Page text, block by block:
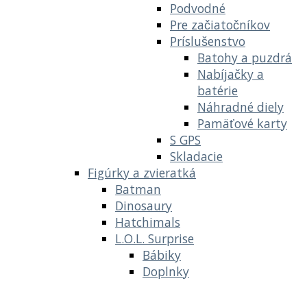
Podvodné
Pre začiatočníkov
Príslušenstvo
Batohy a puzdrá
Nabíjačky a
batérie
Náhradné diely
Pamäťové karty
S GPS
Skladacie
Figúrky a zvieratká
Batman
Dinosaury
Hatchimals
L.O.L. Surprise
Bábiky
Doplnky